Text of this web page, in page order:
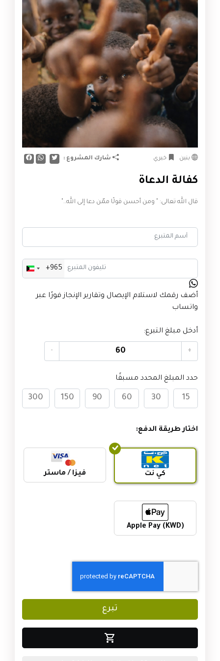
بنين خيري شارك المشروع :
كفالة الدعاة
قال الله تعالى: " ومن أحسن قولًا ممّن دعا إلى الله.."
Kuwait+965
أضف رقمك لاستلام الإيصال وتقارير الإنجاز فورًا عبر
واتساب
أدخل مبلغ التبرع:
+
-
حدد المبلغ المحدد مسبقًا
15
30
60
90
150
300
اختار طريقة الدفع:
كي نت فيزا / ماستر
Apple Pay (KWD)
تبرع
shopping_cart